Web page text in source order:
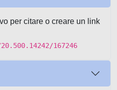
per citare o creare un link
167246